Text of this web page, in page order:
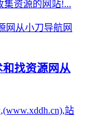
集资源的网站!...
找资源网从
站